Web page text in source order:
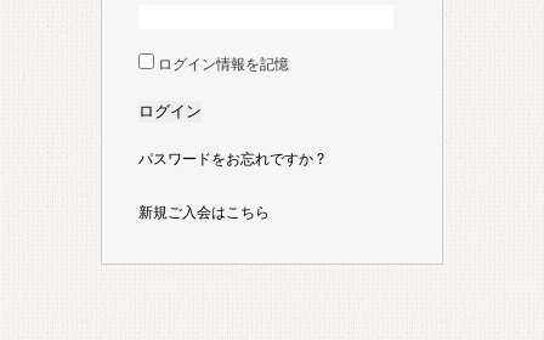
ログイン情報を記憶
パスワードをお忘れですか ?
新規ご入会はこちら